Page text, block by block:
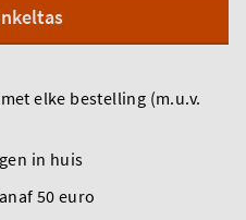
elke bestelling (m.u.v.
in huis
50 euro